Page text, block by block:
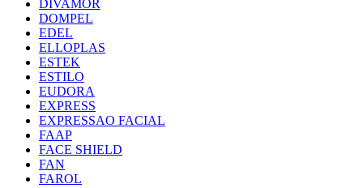
DIVAMOR
DOMPEL
EDEL
ELLOPLAS
ESTEK
ESTILO
EUDORA
EXPRESS
EXPRESSAO FACIAL
FAAP
FACE SHIELD
FAN
FAROL